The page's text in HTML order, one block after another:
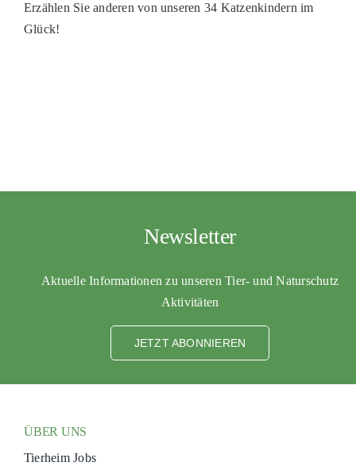
Erzählen Sie anderen von unseren 34 Katzenkindern im
Glück!
Newsletter
Aktuelle Informationen zu unseren Tier- und Naturschutz
Aktivitäten
JETZT ABONNIEREN
ÜBER UNS
Tierheim Jobs